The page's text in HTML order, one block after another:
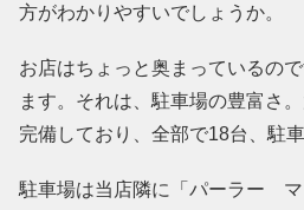
方がわかりやすいでしょうか。
お店はちょっと奥まっているの
ます。それは、駐車場の豊富さ
完備しており、全部で18台、駐車
駐車場は当店隣に「パーラー